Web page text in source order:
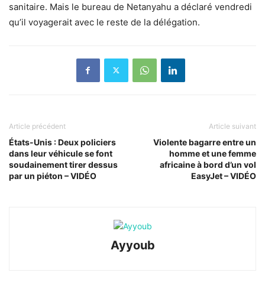
sanitaire. Mais le bureau de Netanyahu a déclaré vendredi
qu’il voyagerait avec le reste de la délégation.
Article précédent
États-Unis : Deux policiers
dans leur véhicule se font
soudainement tirer dessus
par un piéton – VIDÉO
Article suivant
Violente bagarre entre un
homme et une femme
africaine à bord d’un vol
EasyJet – VIDÉO
Ayyoub